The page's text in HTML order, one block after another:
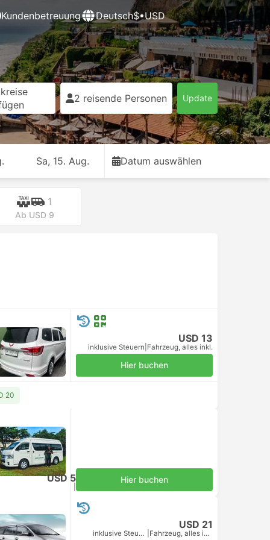
Kundenbetreuung Deutsch$•USD
2 reisende Personen Update
Sa, 15. Aug. Datum auswählen
1
Ab USD 9
USD 13
inklusive Steuern Fahrzeug, alles inkl.
Hier buchen
20
USD 5 Hier buchen
USD 21
inklusive Steuern Fahrzeug, alles inkl.